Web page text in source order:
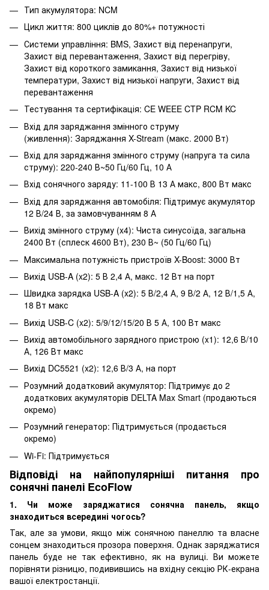
Тип акумулятора: NCM
Цикл життя: 800 циклів до 80%+ потужності
Системи управління: BMS, Захист від перенапруги,
Захист від перевантаження, Захист від перегріву,
Захист від короткого замикання, Захист від низької
температури, Захист від низької напруги, Захист від
перевантаження
Тестування та сертифікація: CE WEEE CTP RCM KC
Вхід для заряджання змінного струму
(живлення): Заряджання X-Stream (макс. 2000 Вт)
Вхід для заряджання змінного струму (напруга та сила
струму): 220-240 В~50 Гц/60 Гц, 10 А
Вхід сонячного заряду: 11-100 В 13 А макс, 800 Вт макс
Вхід для заряджання автомобіля: Підтримує акумулятор
12 В/24 В, за замовчуванням 8 А
Вихід змінного струму (x4): Чиста синусоїда, загальна
2400 Вт (сплеск 4600 Вт), 230 В~ (50 Гц/60 Гц)
Максимальна потужність пристроїв X-Boost: 3000 Вт
Вихід USB-A (x2): 5 В 2,4 А, макс. 12 Вт на порт
Швидка зарядка USB-A (x2): 5 В/2,4 А, 9 В/2 А, 12 В/1,5 А,
18 Вт макс
Вихід USB-C (x2): 5/9/12/15/20 В 5 А, 100 Вт макс
Вихід автомобільного зарядного пристрою (x1): 12,6 В/10
А, 126 Вт макс
Вихід DC5521 (x2): 12,6 В/3 А, на порт
Розумний додатковий акумулятор: Підтримує до 2
додаткових акумуляторів DELTA Max Smart (продаються
окремо)
Розумний генератор: Підтримується (продається
окремо)
Wi-Fi: Підтримується
Відповіді на найпопулярніші питання про
сонячні панелі EcoFlow
1. Чи може заряджатися сонячна панель, якщо
знаходиться всередині чогось?
Так, але за умови, якщо між сонячною панеллю та власне
сонцем знаходиться прозора поверхня. Однак заряджатися
панель буде не так ефективно, як на вулиці. Ви можете
порівняти різницю, подивившись на вхідну секцію РК-екрана
вашої електростанції.